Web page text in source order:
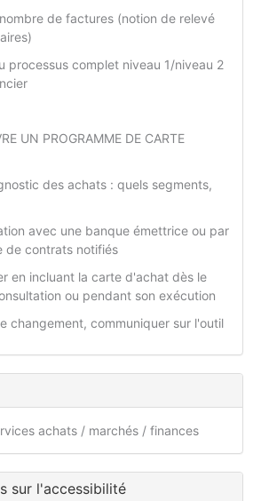
de factures (notion de relevé
processus complet niveau 1/niveau 2
UN PROGRAMME DE CARTE
des achats : quels segments,
avec une banque émettrice ou par
de contrats notifiés
en incluant la carte d'achat dès le
ou pendant son exécution
changement, communiquer sur l'outil
achats / marchés / finances
sur l'accessibilité